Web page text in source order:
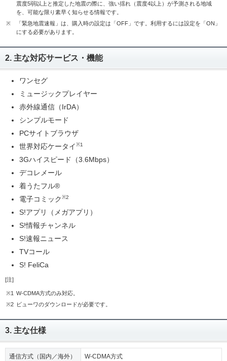
震度5弱以上と推定した地震の際に、強い揺れ（震度4以上）が予測される地域
を、可能な限り素早く知らせる情報です。
※
「緊急地震速報」は、購入時の設定は「OFF」です。利用するには設定を「ON」
にする必要があります。
2. 主な対応サービス・機能
ワンセグ
ミュージックプレイヤー
赤外線通信（IrDA）
シンプルモード
PCサイトブラウザ
世界対応ケータイ※1
3Gハイスピード（3.6Mbps）
デコレメール
着うたフル®
電子コミック※2
S!アプリ（メガアプリ）
S!情報チャンネル
S!速報ニュース
TVコール
S! FeliCa
[注]
※1 W-CDMA方式のみ対応。
※2 ビューワのダウンロードが必要です。
3. 主な仕様
通信方式（国内／海外） W-CDMA方式